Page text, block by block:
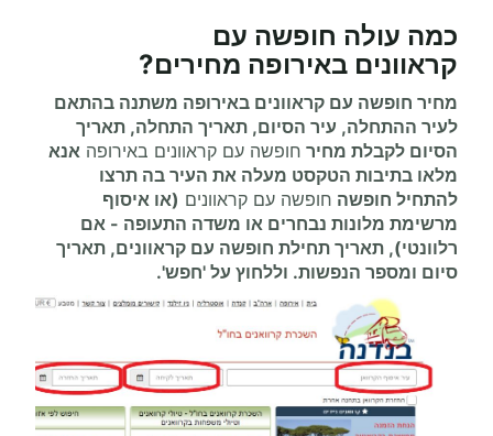
כמה עולה חופשה עם
קראוונים באירופה מחירים?
מחיר חופשה עם קראוונים באירופה משתנה בהתאם
לעיר ההתחלה, עיר הסיום, תאריך התחלה, תאריך
הסיום לקבלת מחיר חופשה עם קראוונים באירופה אנא
מלאו בתיבות הטקסט מעלה את העיר בה תרצו
להתחיל חופשה חופשה עם קראוונים (או איסוף
מרשימת מלונות נבחרים או משדה התעופה - אם
רלוונטי), תאריך תחילת חופשה עם קראוונים, תאריך
סיום ומספר הנפשות. וללחוץ על 'חפש'.